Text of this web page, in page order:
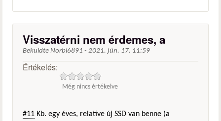
Visszatérni nem érdemes, a
Beküldte Norbi6891 - 2021. jún. 17. 11:59
Értékelés:
Még nincs értékelve
#11 Kb. egy éves, relatíve új SSD van benne (a